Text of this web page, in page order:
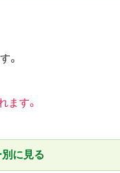
。
ます。
に見る